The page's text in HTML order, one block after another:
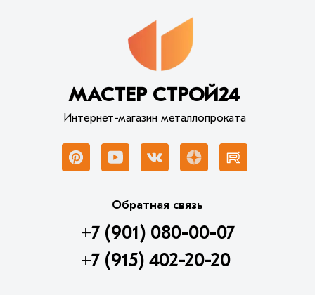
МАСТЕР СТРОЙ24
Интернет-магазин металлопроката
Обратная связь
+7 (901) 080-00-07
+7 (915) 402-20-20